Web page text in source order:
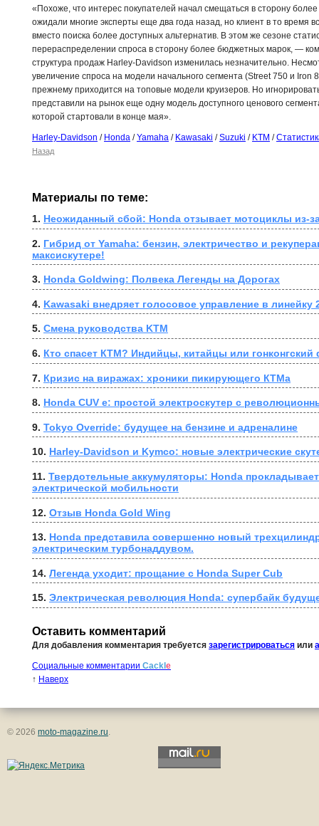
«Похоже, что интерес покупателей начал смещаться в сторону
ожидали многие эксперты еще два года назад, но клиент в то время
вместо поиска более доступных альтернатив. В этом же сезоне
перераспределении спроса в сторону более бюджетных марок, —
структура продаж Harley-Davidson изменилась незначительно.
увеличение спроса на модели начального сегмента (Street 750 и Iron
прежнему приходится на топовые модели круизеров. Но
представили на рынок еще одну модель доступного ценового
которой стартовали в конце мая».
Harley-Davidson / Honda /Yamaha / Kawasaki /Suzuki / KTM /
Назад
Материалы по теме:
1. Неожиданный сбой: Honda отзывает мотоциклы из-
2. Гибрид от Yamaha: бензин, электричество и
максискутере!
3. Honda Goldwing: Полвека Легенды на Дорогах
4. Kawasaki внедряет голосовое управление в линейку
5. Смена руководства KTM
6. Кто спасет КТМ? Индийцы, китайцы или гонконгский
7. Кризис на виражах: хроники пикирующего КТМа
8. Honda CUV e: простой электроскутер с
9. Tokyo Override: будущее на бензине и адреналине
10. Harley-Davidson и Kymco: новые электрические
11. Твердотельные аккумуляторы: Honda
электрической мобильности
12. Отзыв Honda Gold Wing
13. Honda представила совершенно новый
электрическим турбонаддувом.
14. Легенда уходит: прощание с Honda Super Cub
15. Электрическая революция Honda: супербайк
Оставить комментарий
Для добавления комментария требуется зарегистрироваться или
Социальные комментарии Cackl e
↑ Наверх
© 2026 moto-magazine.ru.